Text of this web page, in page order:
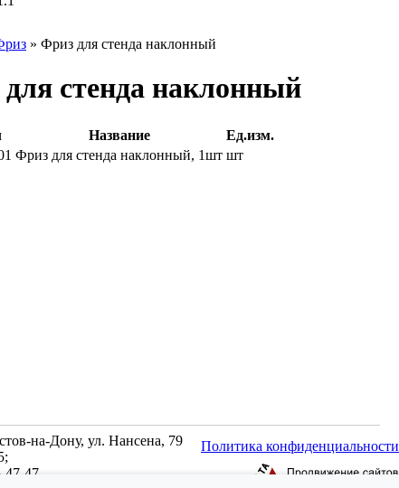
» Фриз для стенда наклонный
стенда наклонный
Название
Ед.изм.
Фриз для стенда наклонный, 1шт шт
на-Дону, ул. Нансена, 79
47-47
Политика конфиденциальности